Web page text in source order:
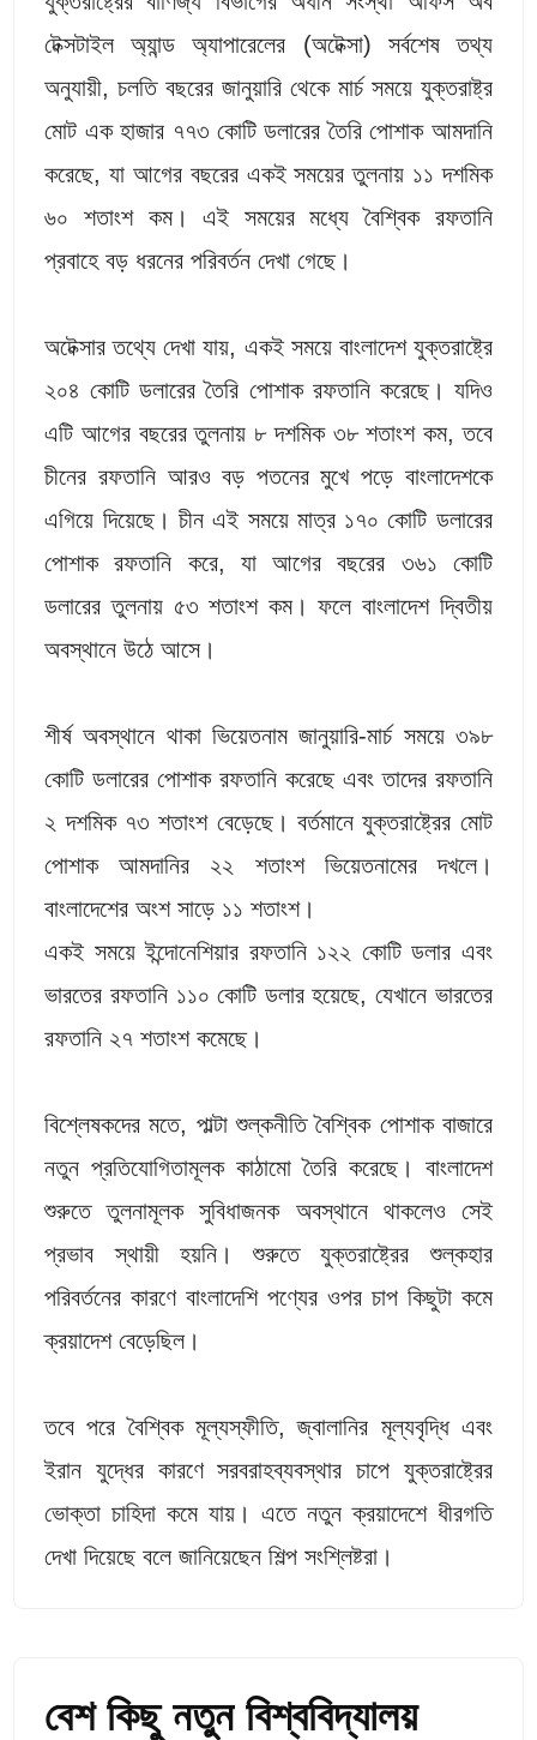
টেক্সটাইল অ্যান্ড অ্যাপারেলের (অটেক্সা) সর্বশেষ তথ্য
অনুযায়ী, চলতি বছরের জানুয়ারি থেকে মার্চ সময়ে যুক্তরাষ্ট্র
মোট এক হাজার ৭৭৩ কোটি ডলারের তৈরি পোশাক আমদানি
করেছে, যা আগের বছরের একই সময়ের তুলনায় ১১ দশমিক
৬০ শতাংশ কম। এই সময়ের মধ্যে বৈশ্বিক রফতানি
প্রবাহে বড় ধরনের পরিবর্তন দেখা গেছে।
অটেক্সার তথ্যে দেখা যায়, একই সময়ে বাংলাদেশ যুক্তরাষ্ট্রে
২০৪ কোটি ডলারের তৈরি পোশাক রফতানি করেছে। যদিও
এটি আগের বছরের তুলনায় ৮ দশমিক ৩৮ শতাংশ কম, তবে
চীনের রফতানি আরও বড় পতনের মুখে পড়ে বাংলাদেশকে
এগিয়ে দিয়েছে। চীন এই সময়ে মাত্র ১৭০ কোটি ডলারের
পোশাক রফতানি করে, যা আগের বছরের ৩৬১ কোটি
ডলারের তুলনায় ৫৩ শতাংশ কম। ফলে বাংলাদেশ দ্বিতীয়
অবস্থানে উঠে আসে।
শীর্ষ অবস্থানে থাকা ভিয়েতনাম জানুয়ারি-মার্চ সময়ে ৩৯৮
কোটি ডলারের পোশাক রফতানি করেছে এবং তাদের রফতানি
২ দশমিক ৭৩ শতাংশ বেড়েছে। বর্তমানে যুক্তরাষ্ট্রের মোট
পোশাক আমদানির ২২ শতাংশ ভিয়েতনামের দখলে।
বাংলাদেশের অংশ সাড়ে ১১ শতাংশ।
একই সময়ে ইন্দোনেশিয়ার রফতানি ১২২ কোটি ডলার এবং
ভারতের রফতানি ১১০ কোটি ডলার হয়েছে, যেখানে ভারতের
রফতানি ২৭ শতাংশ কমেছে।
বিশ্লেষকদের মতে, পাল্টা শুল্কনীতি বৈশ্বিক পোশাক বাজারে
নতুন প্রতিযোগিতামূলক কাঠামো তৈরি করেছে। বাংলাদেশ
শুরুতে তুলনামূলক সুবিধাজনক অবস্থানে থাকলেও সেই
প্রভাব স্থায়ী হয়নি। শুরুতে যুক্তরাষ্ট্রের শুল্কহার
পরিবর্তনের কারণে বাংলাদেশি পণ্যের ওপর চাপ কিছুটা কমে
ক্রয়াদেশ বেড়েছিল।
তবে পরে বৈশ্বিক মূল্যস্ফীতি, জ্বালানির মূল্যবৃদ্ধি এবং
ইরান যুদ্ধের কারণে সরবরাহব্যবস্থার চাপে যুক্তরাষ্ট্রের
ভোক্তা চাহিদা কমে যায়। এতে নতুন ক্রয়াদেশে ধীরগতি
দেখা দিয়েছে বলে জানিয়েছেন শিল্প সংশ্লিষ্টরা।
বেশ কিছু নতুন বিশ্ববিদ্যালয়